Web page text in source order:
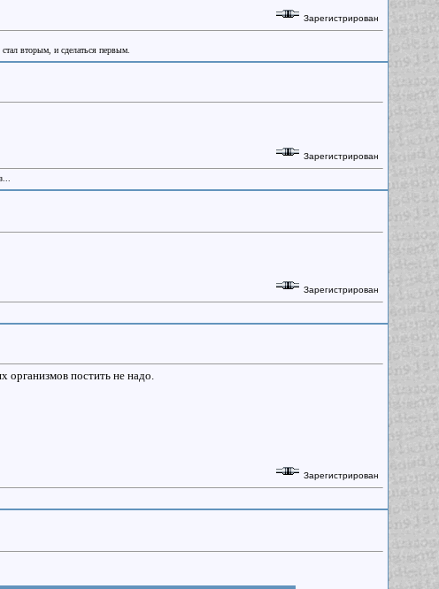
Зарегистрирован
вторым, и сделаться первым.
Зарегистрирован
Зарегистрирован
организмов постить не надо.
Зарегистрирован